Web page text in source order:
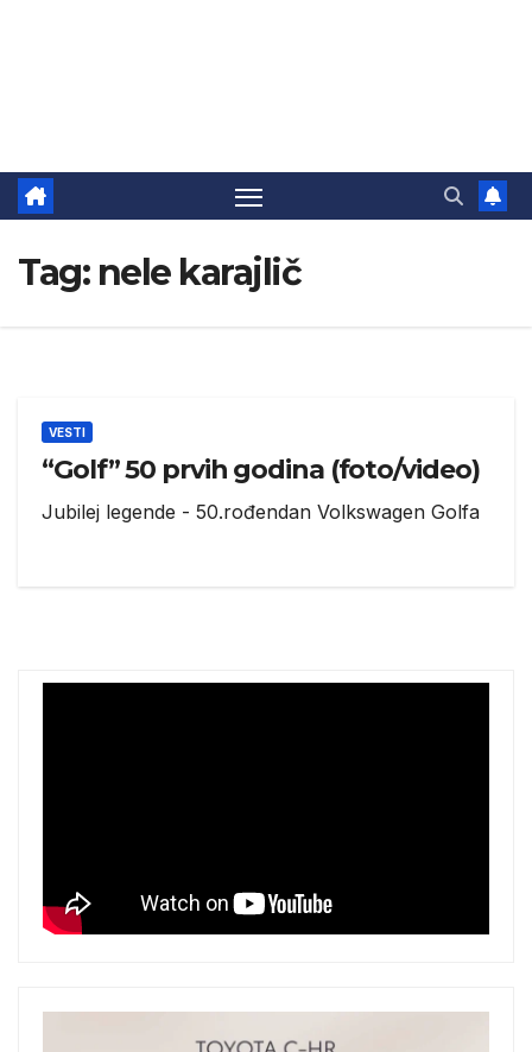
Tag: nele karajlič
VESTI
“Golf” 50 prvih godina (foto/video)
Jubilej legende - 50.rođendan Volkswagen Golfa